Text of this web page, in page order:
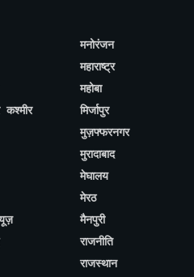
मनोरंजन
महाराष्ट्र
महोबा
मिर्जापुर
मुज़फ्फरनगर
मुरादाबाद
मेघालय
मेरठ
मैनपुरी
राजनीति
राजस्थान